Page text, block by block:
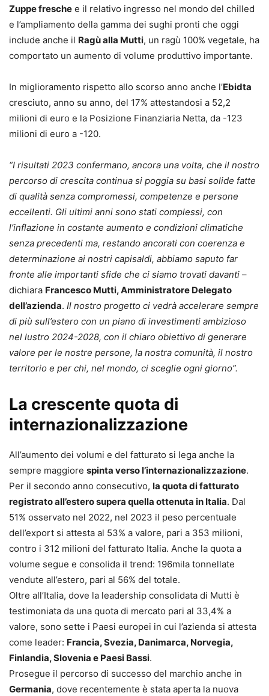
Zuppe fresche e il relativo ingresso nel mondo del chilled
e l’ampliamento della gamma dei sughi pronti che oggi
include anche il Ragù alla Mutti, un ragù 100% vegetale, ha
comportato un aumento di volume produttivo importante.
In miglioramento rispetto allo scorso anno anche l’Ebidta
cresciuto, anno su anno, del 17% attestandosi a 52,2
milioni di euro e la Posizione Finanziaria Netta, da -123
milioni di euro a -120.
“I risultati 2023 confermano, ancora una volta, che il nostro
percorso di crescita continua si poggia su basi solide fatte
di qualità senza compromessi, competenze e persone
eccellenti. Gli ultimi anni sono stati complessi, con
l’inflazione in costante aumento e condizioni climatiche
senza precedenti ma, restando ancorati con coerenza e
determinazione ai nostri capisaldi, abbiamo saputo far
fronte alle importanti sfide che ci siamo trovati davanti –
dichiara Francesco Mutti, Amministratore Delegato
dell’azienda. Il nostro progetto ci vedrà accelerare sempre
di più sull’estero con un piano di investimenti ambizioso
nel lustro 2024-2028, con il chiaro obiettivo di generare
valore per le nostre persone, la nostra comunità, il nostro
territorio e per chi, nel mondo, ci sceglie ogni giorno”.
La crescente quota di
internazionalizzazione
All’aumento dei volumi e del fatturato si lega anche la
sempre maggiore spinta verso l’internazionalizzazione.
Per il secondo anno consecutivo, la quota di fatturato
registrato all’estero supera quella ottenuta in Italia. Dal
51% osservato nel 2022, nel 2023 il peso percentuale
dell’export si attesta al 53% a valore, pari a 353 milioni,
contro i 312 milioni del fatturato Italia. Anche la quota a
volume segue e consolida il trend: 196mila tonnellate
vendute all’estero, pari al 56% del totale.
Oltre all’Italia, dove la leadership consolidata di Mutti è
testimoniata da una quota di mercato pari al 33,4% a
valore, sono sette i Paesi europei in cui l’azienda si attesta
come leader: Francia, Svezia, Danimarca, Norvegia,
Finlandia, Slovenia e Paesi Bassi.
Prosegue il percorso di successo del marchio anche in
Germania, dove recentemente è stata aperta la nuova